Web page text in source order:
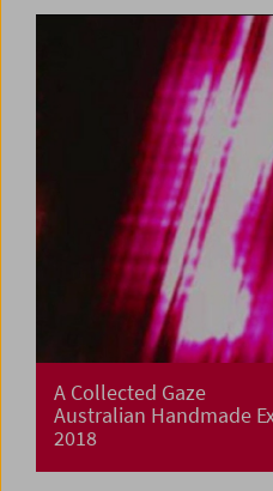
A Collected Gaze
Australian Handmade
2018